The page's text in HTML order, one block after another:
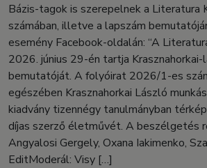
Bázis-tagok is szerepelnek a Literatura
számában, illetve a lapszám
esemény Facebook-oldalán: “A
2026. június 29-én tartja Krasznahorkai-
bemutatóját. A folyóirat 2026/1-es
egészében Krasznahorkai László
kiadvány tizennégy tanulmányban
díjas szerző életművét. A beszélgetés
Angyalosi Gergely, Oxana Iakimenko,
EditModerál: Visy […]